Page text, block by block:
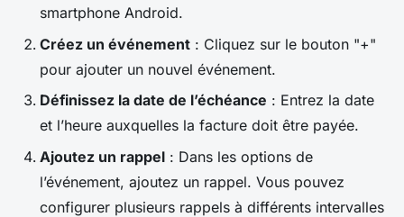
smartphone Android.
Créez un événement : Cliquez sur le bouton "+"
pour ajouter un nouvel événement.
Définissez la date de l’échéance : Entrez la date
et l’heure auxquelles la facture doit être payée.
Ajoutez un rappel : Dans les options de
l’événement, ajoutez un rappel. Vous pouvez
configurer plusieurs rappels à différents intervalles